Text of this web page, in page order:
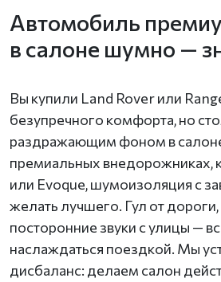
Автомобиль
в салоне шумно —
Вы купили Land Rover или
безупречного комфорта, но
раздражающим фоном в
премиальных внедорожниках,
или Evoque, шумоизоляция с
желать лучшего. Гул от
посторонние звуки с улицы —
наслаждаться поездкой. Мы
дисбаланс: делаем салон